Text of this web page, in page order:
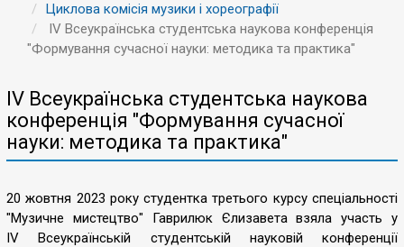
Циклова комісія музики і хореографії
IV Всеукраїнська студентська наукова конференція
"Формування сучасної науки: методика та практика"
IV Всеукраїнська студентська наукова
конференція "Формування сучасної
науки: методика та практика"
20 жовтня 2023 року студентка третього курсу спеціальності
"Музичне мистецтво" Гаврилюк Єлизавета взяла участь у
IV Всеукраїнській студентській науковій конференції